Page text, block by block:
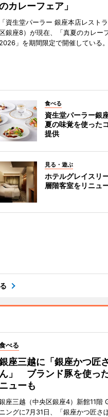
カレーフェア」
「資生堂パーラー 銀座本店レスト
銀座8）が現在、「真夏のカレー
2026」を期間限定で開催している。
食べる
資生堂パーラー銀
夏の味覚を使った
提供
見る・遊ぶ
ホテルグレイスリ
層階客室をリニュ
べる
座三越に「銀座かつ匠
ん」 ブランド豚を使っ
ニューも
座三越（中央区銀座4）新館11階
ニングに7月31日、「銀座かつ匠さ